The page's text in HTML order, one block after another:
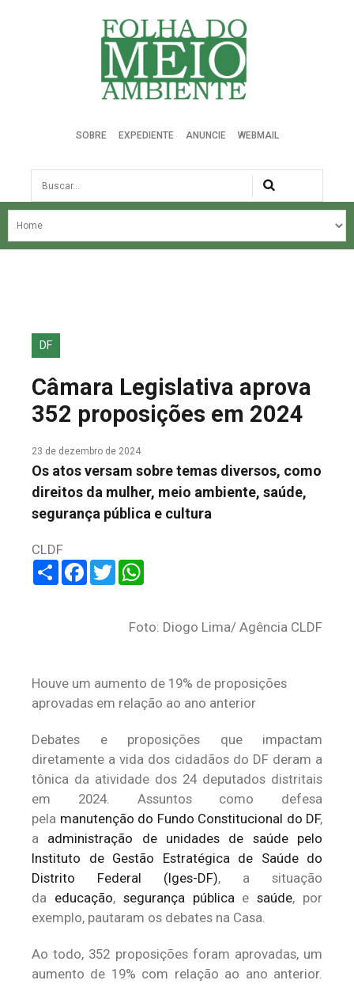
Folha do Meio Ambiente
SOBRE EXPEDIENTE ANUNCIE WEBMAIL
Busca
NOSSA HISTÓRIA
EDIÇÕES ANTERIORES
FALE CONOSCO
DF
Câmara Legislativa aprova
352 proposições em 2024
23 de dezembro de 2024
Os atos versam sobre temas diversos, como
direitos da mulher, meio ambiente, saúde,
segurança pública e cultura
CLDF
ShareFacebook
Twitter
Foto: Diogo Lima/ Agência CLDF
Houve um aumento de 19% de proposições
aprovadas em relação ao ano anterior
Debates e proposições que impactam
diretamente a vida dos cidadãos do DF deram a
tônica da atividade dos 24 deputados distritais
em 2024. Assuntos como defesa
pela manutenção do Fundo Constitucional do DF,
a administração de unidades de saúde pelo
Instituto de Gestão Estratégica de Saúde do
Distrito Federal (Iges-DF), a situação
da educação, segurança públicaesaúde, por
exemplo, pautaram os debates na Casa.
Ao todo, 352 proposições foram aprovadas, um
aumento de 19% com relação ao ano anterior.